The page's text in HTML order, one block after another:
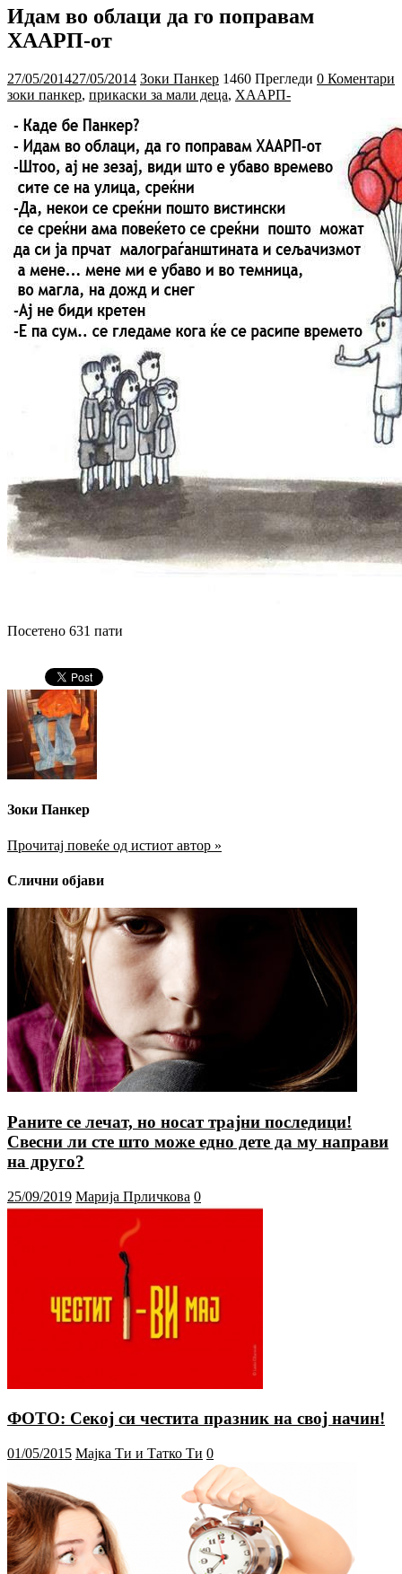
Идам во облаци да го поправам
ХААРП-от
27/05/201427/05/2014 Зоки Панкер 1460 Прегледи 0 Коментари
зоки панкер, прикаски за мали деца, ХААРП-
Посетено 631 пати
Зоки Панкер
Прочитај повеќе од истиот автор »
Слични објави
Раните се лечат, но носат трајни последици!
Свесни ли сте што може едно дете да му направи
на друго?
25/09/2019 Марија Прличкова 0
ФОТО: Секој си честита празник на свој начин!
01/05/2015 Мајка Ти и Татко Ти 0